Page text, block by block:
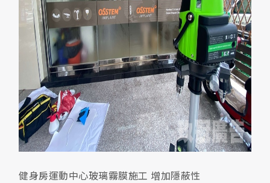
健身房運動中心玻璃霧膜施工 增加隱蔽性